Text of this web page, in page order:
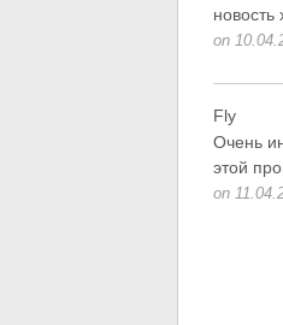
on
Fly
Очень
этой
on